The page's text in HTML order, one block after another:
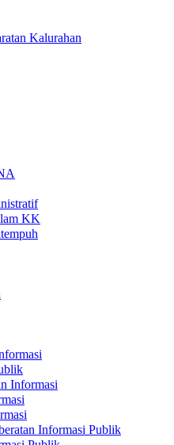
Kalurahan
KK
Informasi
Informasi Publik